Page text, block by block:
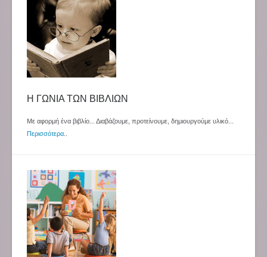
Η ΓΩΝΙΑ ΤΩΝ ΒΙΒΛΙΩΝ
Με αφορμή ένα βιβλίο... Διαβάζουμε, προτείνουμε, δημιουργούμε υλικό...
Περισσότερα